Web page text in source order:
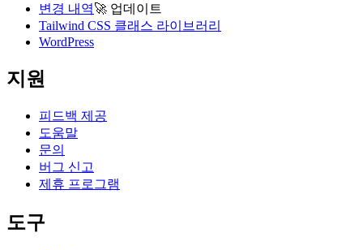
변경 내역🚀 업데이트
Tailwind CSS 클래스 라이브러리
WordPress
지원
피드백 제공
도움말
문의
버그 신고
제휴 프로그램
도구